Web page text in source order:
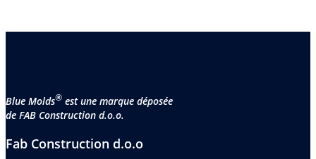
Blue Molds® est une marque déposée
de FAB Construction d.o.o.
Fab Construction d.o.o